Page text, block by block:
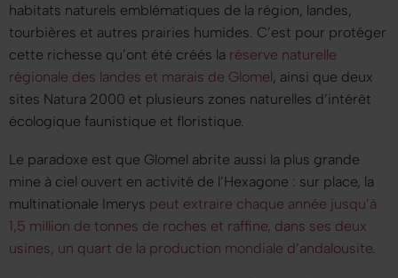
habitats naturels emblématiques de la région, landes,
tourbières et autres prairies humides. C’est pour protéger
cette richesse qu’ont été créés la réserve naturelle
régionale des landes et marais de Glomel, ainsi que deux
sites Natura 2000 et plusieurs zones naturelles d’intérêt
écologique faunistique et floristique.
Le paradoxe est que Glomel abrite aussi la plus grande
mine à ciel ouvert en activité de l’Hexagone : sur place, la
multinationale Imerys peut extraire chaque année jusqu’à
1,5 million de tonnes de roches et raffine, dans ses deux
usines, un quart de la production mondiale d’andalousite.